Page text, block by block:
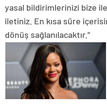
yasal bildirimlerinizi bize
iletiniz. En kısa süre
dönüş sağlanılacaktır.”